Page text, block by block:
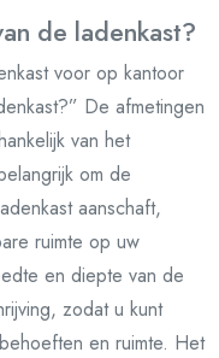
de ladenkast?
voor op kantoor
De afmetingen
van het
om de
aanschaft,
ruimte op uw
en diepte van de
zodat u kunt
en ruimte. Het